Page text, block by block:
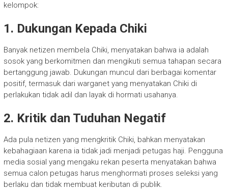
kelompok:
1. Dukungan Kepada Chiki
Banyak netizen membela Chiki, menyatakan bahwa ia adalah
sosok yang berkomitmen dan mengikuti semua tahapan secara
bertanggung jawab. Dukungan muncul dari berbagai komentar
positif, termasuk dari warganet yang menyatakan Chiki di
perlakukan tidak adil dan layak di hormati usahanya.
2. Kritik dan Tuduhan Negatif
Ada pula netizen yang mengkritik Chiki, bahkan menyatakan
kebahagiaan karena ia tidak jadi menjadi petugas haji. Pengguna
media sosial yang mengaku rekan peserta menyatakan bahwa
semua calon petugas harus menghormati proses seleksi yang
berlaku dan tidak membuat keributan di publik.